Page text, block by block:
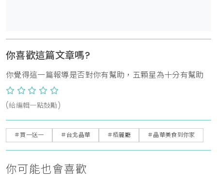
你喜歡這篇文章嗎?
你覺得這一篇報導是否對你有幫助，五顆星為十分有幫助
(給編輯一點鼓勵)
＃買一送一 ＃台北晶華 ＃栢麗廳 ＃晶華美食到你家
你可能也會喜歡